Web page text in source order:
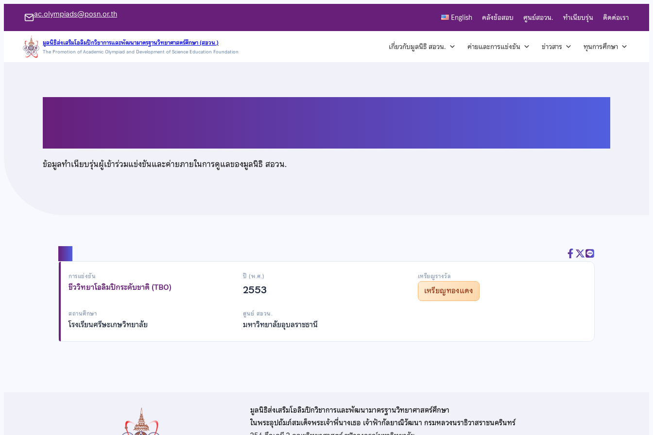
เนื้อหา
ac.olympiads@posn.or.th English คลังข้อสอบ ศูนย์สอวน. ทำเนียบรุ่น ติดต่อเรา
มูลนิธิส่งเสริมโอลิมปิกวิชาการและพัฒนามาตรฐานวิทยาศาสตร์ศึกษา (สอวน.)
The Promotion of Academic Olympiad and Development of Science Education Foundation เกี่ยวกับมูลนิธิ สอวน. ค่ายและการแข่งขัน ข่าวสาร ทุนการศึกษา
ข้อมูลทำเนียบรุ่นผู้เข้าร่วมแข่งขันและค่ายภายในการดูแลของมูลนิธิ สอวน.
การแข่งขัน
ชีววิทยาโอลิมปิกระดับชาติ (TBO)
ปี (พ.ศ.)
2553
เหรียญรางวัล
เหรียญทองแดง
สถานศึกษา
โรงเรียนศรีษะเกษวิทยาลัย
ศูนย์ สอวน.
มหาวิทยาลัยอุบลราชธานี
มูลนิธิส่งเสริมโอลิมปิกวิชาการและพัฒนามาตรฐานวิทยาศาสตร์ศึกษา
ในพระอุปถัมภ์สมเด็จพระเจ้าพี่นางเธอ เจ้าฟ้ากัลยาณิวัฒนา กรมหลวงนราธิวาสราชนครินทร์